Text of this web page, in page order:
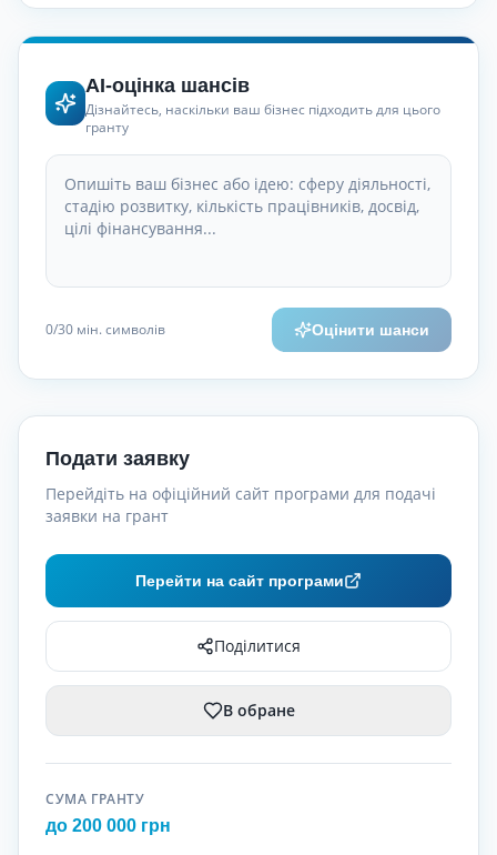
AI-оцінка шансів
Дізнайтесь, наскільки ваш бізнес підходить для цього
гранту
0/30 мін. символів Оцінити шанси
Подати заявку
Перейдіть на офіційний сайт програми для подачі
заявки на грант
Перейти на сайт програми
Поділитися
В обране
СУМА ГРАНТУ
до 200 000 грн